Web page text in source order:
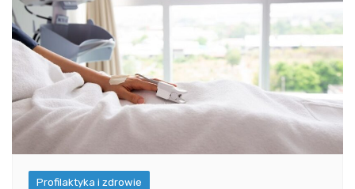
Profilaktyka i zdrowie